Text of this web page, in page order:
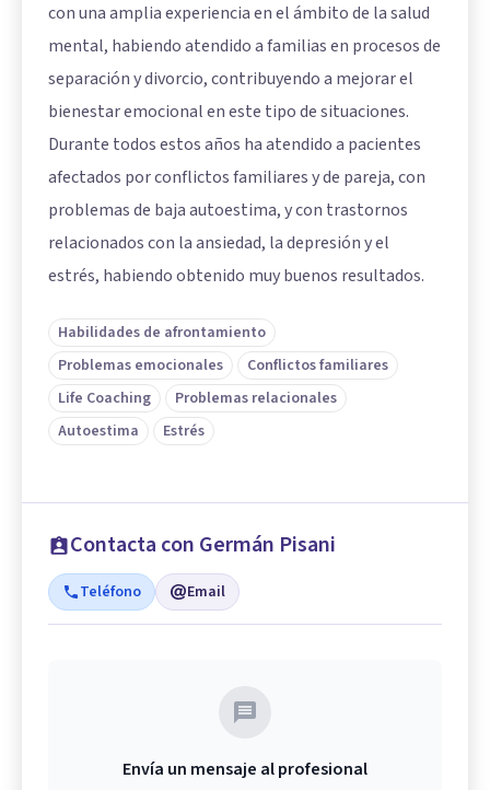
con una amplia experiencia en el ámbito de la salud
mental, habiendo atendido a familias en procesos de
separación y divorcio, contribuyendo a mejorar el
bienestar emocional en este tipo de situaciones.
Durante todos estos años ha atendido a pacientes
afectados por conflictos familiares y de pareja, con
problemas de baja autoestima, y con trastornos
relacionados con la ansiedad, la depresión y el
estrés, habiendo obtenido muy buenos resultados.
Habilidades de afrontamiento
Problemas emocionales
Conflictos familiares
Life Coaching
Problemas relacionales
Autoestima
Estrés
Contacta con Germán Pisani
Teléfono Email
Envía un mensaje al profesional